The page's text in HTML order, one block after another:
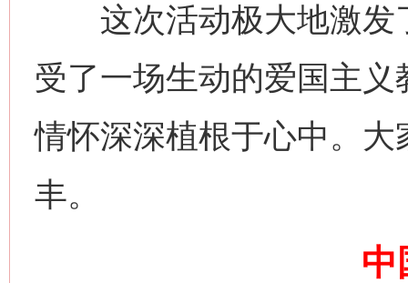
这次活动极大地激发
受了一场生动的爱国主义
情怀深深植根于心中。
丰。
中